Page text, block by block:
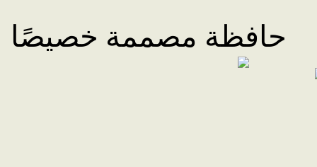
حافظة مصممة خصيصًا